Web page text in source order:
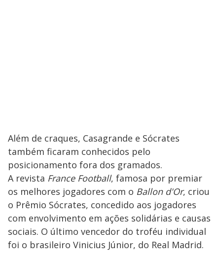
Além de craques, Casagrande e Sócrates
também ficaram conhecidos pelo
posicionamento fora dos gramados.
A revista France Football, famosa por premiar
os melhores jogadores com o Ballon d'Or, criou
o Prêmio Sócrates, concedido aos jogadores
com envolvimento em ações solidárias e causas
sociais. O último vencedor do troféu individual
foi o brasileiro Vinicius Júnior, do Real Madrid.